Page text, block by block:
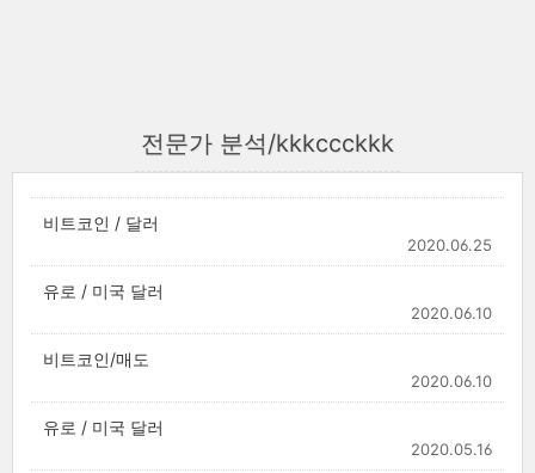
전문가 분석/kkkccckkk
비트코인 / 달러
2020.06.25
유로 / 미국 달러
2020.06.10
비트코인/매도
2020.06.10
유로 / 미국 달러
2020.05.16